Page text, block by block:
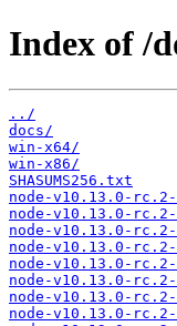
Index of /
../
docs/
win-x64/
win-x86/
SHASUMS256.txt
node-v10.13.0-
node-v10.13.0-
node-v10.13.0-
node-v10.13.0-
node-v10.13.0-
node-v10.13.0-
node-v10.13.0-
node-v10.13.0-